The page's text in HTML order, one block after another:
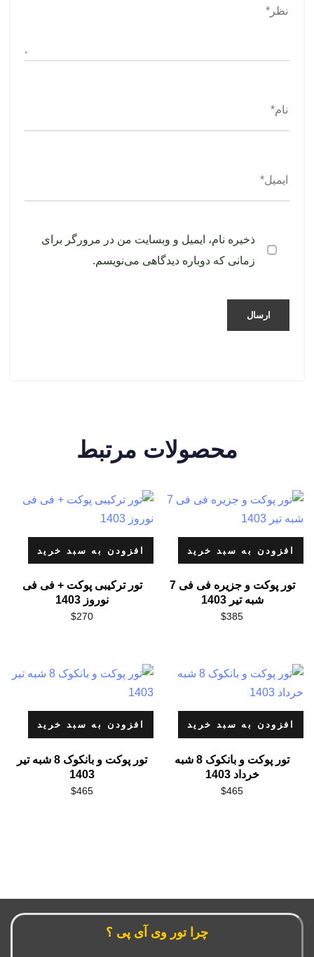
ذخیره نام، ایمیل و وبسایت من در مرورگر برای
زمانی که دوباره دیدگاهی می‌نویسم.
محصولات مرتبط
افزودن به سبد خرید
تور پوکت و جزیره فی فی 7
شبه تیر 1403
$385
افزودن به سبد خرید
تور ترکیبی پوکت + فی فی
نوروز 1403
$270
افزودن به سبد خرید
تور پوکت و بانکوک 8 شبه
خرداد 1403
$465
افزودن به سبد خرید
تور پوکت و بانکوک 8 شبه تیر
1403
$465
چرا تور وی آی پی ؟